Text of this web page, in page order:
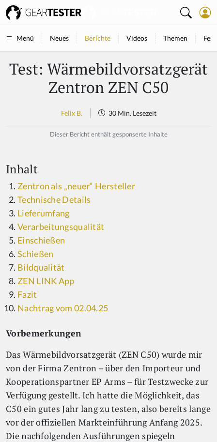
Menü Neues Berichte Videos Themen
Test: Wärmebildvorsatzgerät
Zentron ZEN C50
Felix B. 30 Min. Lesezeit
Dieser Bericht enthält gesponserte Inhalte
Inhalt
Zentron als „neuer“ Hersteller
Technische Details
Lieferumfang
Verarbeitungsqualität
Einschießen
Schießen
Bildqualität
ZEN LINK App
Fazit
Nachtrag vom 02.04.25
Vorbemerkungen
Das Wärmebildvorsatzgerät (ZEN C50) wurde mir
von der Firma Zentron – über den Importeur und
Kooperationspartner EP Arms – für Testzwecke zur
Verfügung gestellt. Ich hatte die Möglichkeit, das
C50 ein gutes Jahr lang zu testen, also bereits lange
vor der offiziellen Markteinführung Anfang 2025.
Die nachfolgenden Ausführungen spiegeln